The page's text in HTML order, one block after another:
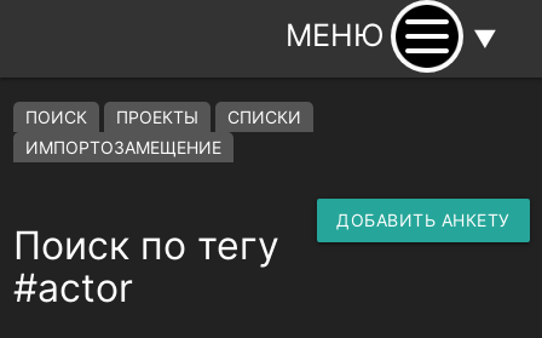
▼
МЕНЮ
ПОИСК ПРОЕКТЫ
СПИСКИ
ИМПОРТОЗАМЕЩЕНИЕ
ДОБАВИТЬ АНКЕТУ
Поиск по тегу
#actor